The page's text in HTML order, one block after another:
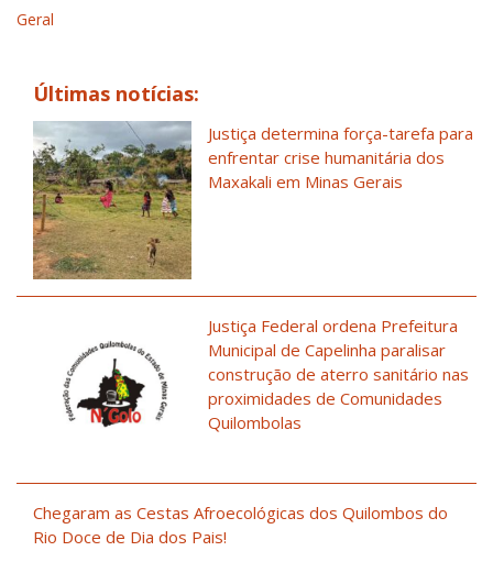
Geral
Últimas notícias:
Justiça determina força-tarefa para
enfrentar crise humanitária dos
Maxakali em Minas Gerais
Justiça Federal ordena Prefeitura
Municipal de Capelinha paralisar
construção de aterro sanitário nas
proximidades de Comunidades
Quilombolas
Chegaram as Cestas Afroecológicas dos Quilombos do
Rio Doce de Dia dos Pais!